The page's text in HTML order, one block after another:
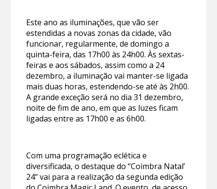
Este ano as iluminações, que vão ser
estendidas a novas zonas da cidade, vão
funcionar, regularmente, de domingo a
quinta-feira, das 17h00 às 24h00. Às sextas-
feiras e aos sábados, assim como a 24
dezembro, a iluminação vai manter-se ligada
mais duas horas, estendendo-se até às 2h00.
A grande exceção será no dia 31 dezembro,
noite de fim de ano, em que as luzes ficam
ligadas entre as 17h00 e as 6h00.
Com uma programação eclética e
diversificada, o destaque do “Coimbra Natal’
24” vai para a realização da segunda edição